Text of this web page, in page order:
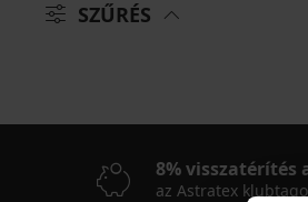
SZŰRÉS
8% visszatérítés
az Astratex